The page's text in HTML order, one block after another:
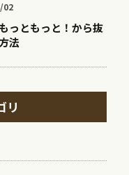
02
っともっと！から抜
法
リ